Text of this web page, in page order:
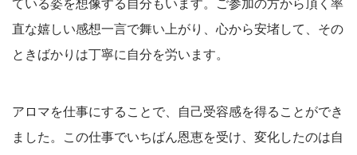
ている姿を想像する自分もいます。ご参加の方から頂く率
直な嬉しい感想一言で舞い上がり、心から安堵して、その
ときばかりは丁寧に自分を労います。
アロマを仕事にすることで、自己受容感を得ることができ
ました。この仕事でいちばん恩恵を受け、変化したのは自